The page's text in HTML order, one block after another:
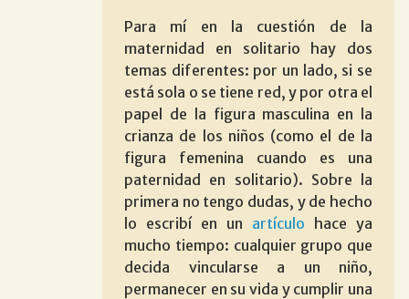
Para mí en la cuestión de la
maternidad en solitario hay dos
temas diferentes: por un lado, si se
está sola o se tiene red, y por otra el
papel de la figura masculina en la
crianza de los niños (como el de la
figura femenina cuando es una
paternidad en solitario). Sobre la
primera no tengo dudas, y de hecho
lo escribí en un artículo hace ya
mucho tiempo: cualquier grupo que
decida vincularse a un niño,
permanecer en su vida y cumplir una